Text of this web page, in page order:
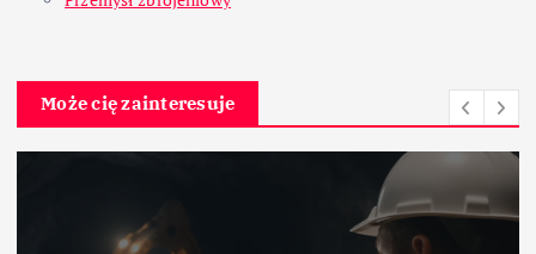
Może cię zainteresuje